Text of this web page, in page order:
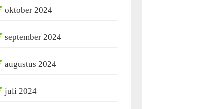
oktober 2024
september 2024
augustus 2024
juli 2024